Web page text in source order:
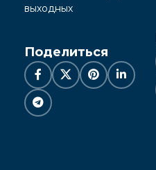
выходных
Поделиться